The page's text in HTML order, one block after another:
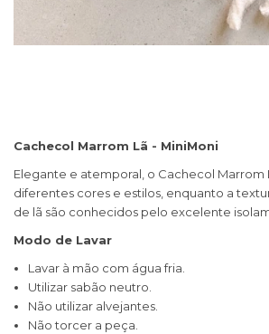
Cachecol Marrom Lã - MiniMoni
Elegante e atemporal, o Cachecol
diferentes cores e estilos, enquanto a
de lã são conhecidos pelo excelente
Modo de Lavar
Lavar à mão com água fria.
Utilizar sabão neutro.
Não utilizar alvejantes.
Não torcer a peça.